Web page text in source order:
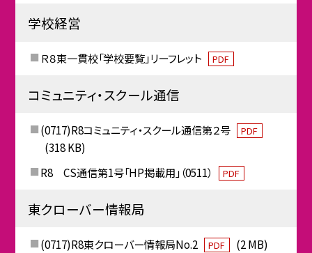
学校経営
Ｒ８東一貫校「学校要覧」リーフレット PDF
コミュニティ・スクール通信
(0717)R8コミュニティ・スクール通信第２号 PDF
(318 KB)
R8 CS通信第1号「HP掲載用」（0511）
PDF
東クローバー情報局
(0717)R8東クローバー情報局No.2 PDF
(2 MB)